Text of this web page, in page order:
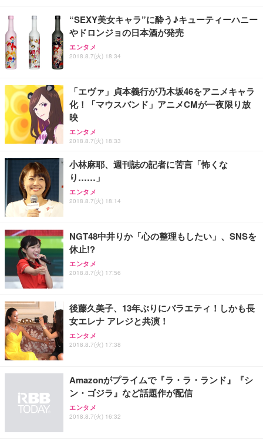
“SEXY美女キャラ”に酔う♪キューティーハニー
やドロンジョの日本酒が発売
エンタメ
2018.8.7(火) 18:34
「エヴァ」貞本義行が乃木坂46をアニメキャラ
化！「マウスバンド」アニメCMが一夜限り放
映
エンタメ
2018.8.7(火) 18:33
小林麻耶、週刊誌の記者に苦言「怖くな
り……」
エンタメ
2018.8.7(火) 18:14
NGT48中井りか「心の整理もしたい」、SNSを
休止!?
エンタメ
2018.8.7(火) 17:56
後藤久美子、13年ぶりにバラエティ！しかも長
女エレナ アレジと共演！
エンタメ
2018.8.7(火) 17:38
Amazonがプライムで『ラ・ラ・ランド』『シ
ン・ゴジラ』など話題作が配信
エンタメ
2018.8.7(火) 16:32